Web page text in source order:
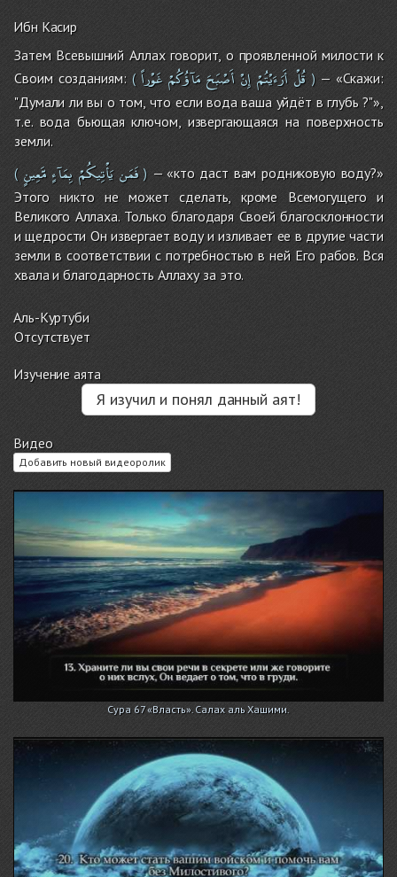
Ибн Касир
Затем Всевышний Аллах говорит, о проявленной милости к
Своим созданиям:( قُلْ أَرَءَيْتُمْ إِنْأَصْبَحَ مَآؤُكُمْ غَوْراً )— «Скажи:
"Думали ли вы о том, что если вода ваша уйдёт в глубь ?"»,
т.е. вода бьющая ключом, извергающаяся на поверхность
земли.
( فَمَن يَأْتِيكُمْ بِمَآءٍ مَّعِينٍ ) — «кто даст вам родниковую воду?»
Этого никто не может сделать, кроме Всемогущего и
Великого Аллаха. Только благодаря Своей благосклонности
и щедрости Он извергает воду и изливает ее в другие части
земли в соответствии с потребностью в ней Его рабов. Вся
хвала и благодарность Аллаху за это.
Аль-Куртуби
Отсутствует
Изучение аята
Я изучил и понял данный аят!
Видео
Добавить новый видеоролик
Сура 67 «Власть». Салах аль Хашими.